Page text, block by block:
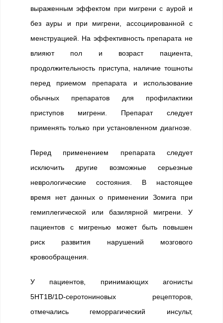
выраженным эффектом при мигрени с аурой и
без ауры и при мигрени, ассоциированной с
менструацией. На эффективность препарата не
влияют пол и возраст пациента,
продолжительность приступа, наличие тошноты
перед приемом препарата и использование
обычных препаратов для профилактики
приступов мигрени. Препарат следует
применять только при установленном диагнозе.
Перед применением препарата следует
исключить другие возможные серьезные
неврологические состояния. В настоящее
время нет данных о применении Зомига при
гемиплегической или базилярной мигрени. У
пациентов с мигренью может быть повышен
риск развития нарушений мозгового
кровообращения.
У пациентов, принимающих агонисты
5НТ1B/1D-серотониновых рецепторов,
отмечались геморрагический инсульт,